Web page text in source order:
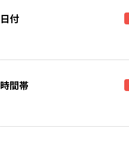
日付
時間帯